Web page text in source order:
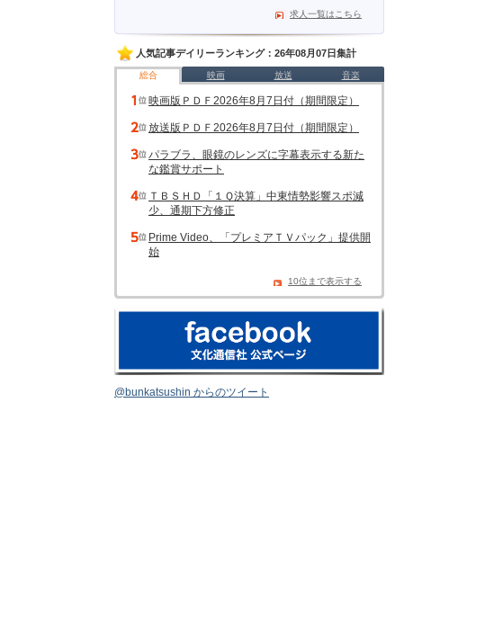
求人一覧はこちら
人気記事デイリーランキング：26年08月07日集計
総合 映画 放送 音楽
映画版ＰＤＦ2026年8月7日付（期間限定）
放送版ＰＤＦ2026年8月7日付（期間限定）
パラブラ、眼鏡のレンズに字幕表示する新た
な鑑賞サポート
ＴＢＳＨＤ「１Ｑ決算」中東情勢影響スポ減
少、通期下方修正
Prime Video、「プレミアＴＶパック」提供開
始
10位まで表示する
@bunkatsushin からのツイート